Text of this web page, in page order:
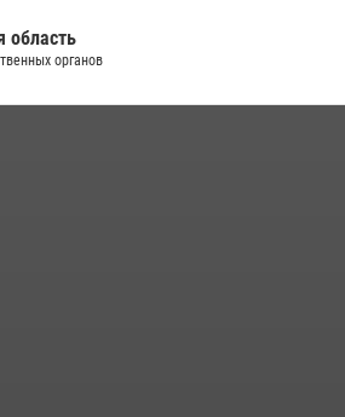
со дня рождения генерала армии
со службой в ведомстве
область
органов